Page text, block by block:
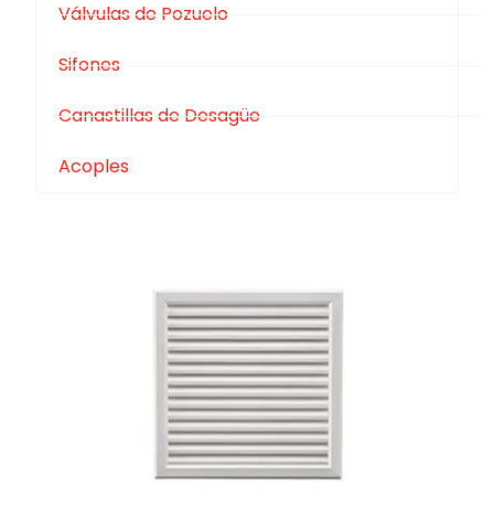
Válvulas de Pozuelo
Sifones
Canastillas de Desagüe
Acoples